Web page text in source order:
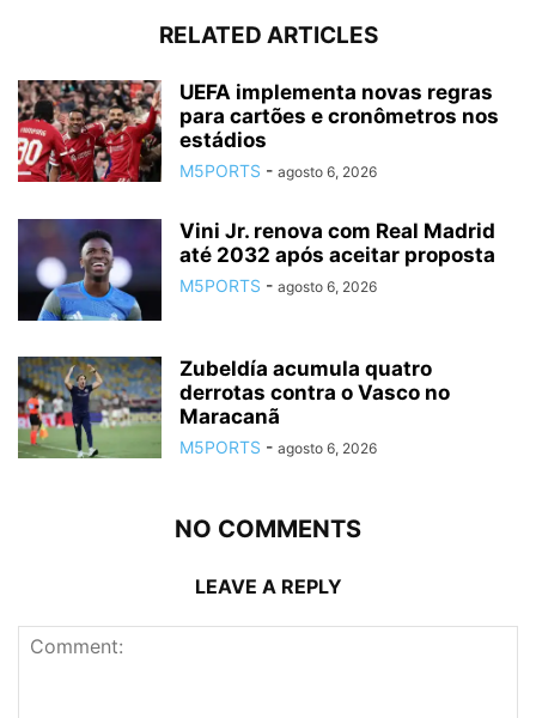
RELATED ARTICLES
UEFA implementa novas regras
para cartões e cronômetros nos
estádios
M5PORTS - agosto 6, 2026
Vini Jr. renova com Real Madrid
até 2032 após aceitar proposta
M5PORTS - agosto 6, 2026
Zubeldía acumula quatro
derrotas contra o Vasco no
Maracanã
M5PORTS - agosto 6, 2026
NO COMMENTS
LEAVE A REPLY